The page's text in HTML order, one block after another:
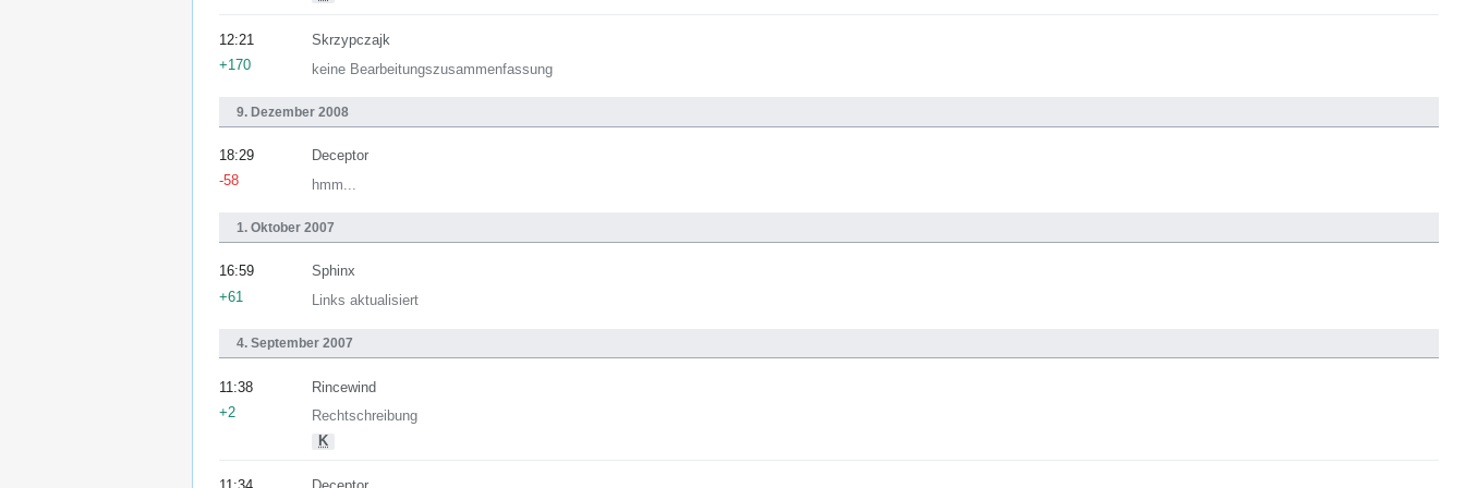
Skrzypczajk
keine Bearbeitungszusammenfassung
12:21
+170
9. Dezember 2008
Deceptor
hmm...
18:29
-58
1. Oktober 2007
Sphinx
Links aktualisiert
16:59
+61
4. September 2007
Rincewind
Rechtschreibung
K
11:38
+2